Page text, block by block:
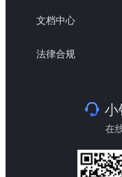
文档中心
法律合规
小
在